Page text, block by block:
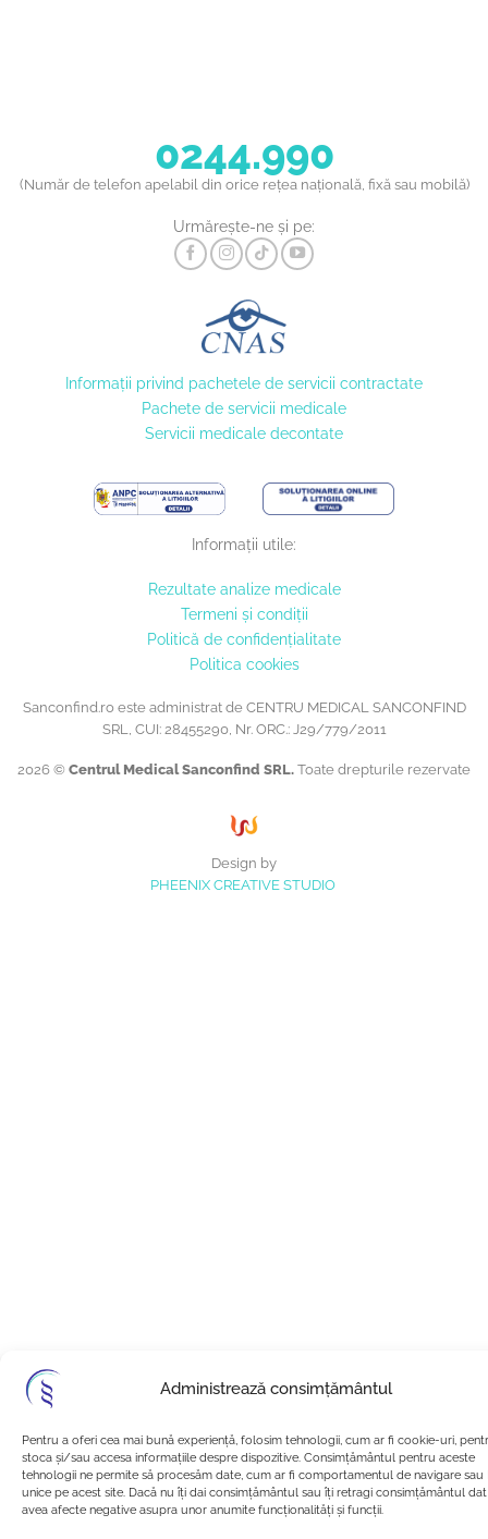
Administrează consimțământul
Pentru a oferi cea mai bună experiență, folosim tehnologii, cum ar fi cookie-uri,
stoca și/sau accesa informațiile despre dispozitive. Consimțământul pentru aceste
tehnologii ne permite să procesăm date, cum ar fi comportamentul de navigare sau
unice pe acest site. Dacă nu îți dai consimțământul sau îți retragi consimțământul
avea afecte negative asupra unor anumite funcționalități și funcții.
0244.990
(Număr de telefon apelabil din orice rețea națională, fixă sau mobilă)
Urmărește-ne și pe:
Informaţii privind pachetele de servicii contractate
Pachete de servicii medicale
Servicii medicale decontate
Informații utile:
Rezultate analize medicale
Termeni și condiții
Politică de confidențialitate
Politica cookies
Sanconfind.ro este administrat de CENTRU MEDICAL SANCONFIND
SRL, CUI: 28455290, Nr. ORC.: J29/779/2011
2026 © Centrul Medical Sanconfind SRL. Toate drepturile rezervate
Design by
PHEENIX CREATIVE STUDIO